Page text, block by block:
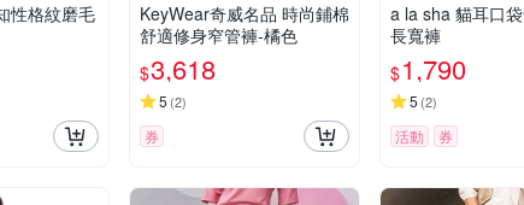
性格紋磨毛
KeyWear奇威名品 時尚鋪棉
舒適修身窄管褲-橘色
$3,618
5 (2)
券
a la sha 貓耳口
長寬褲
$1,790
5 (2)
活動 券